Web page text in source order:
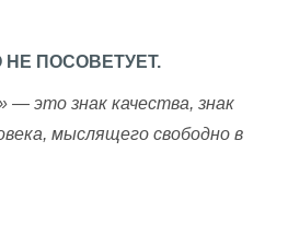
НЕ ПОСОВЕТУЕТ.
это знак качества, знак
мыслящего свободно в